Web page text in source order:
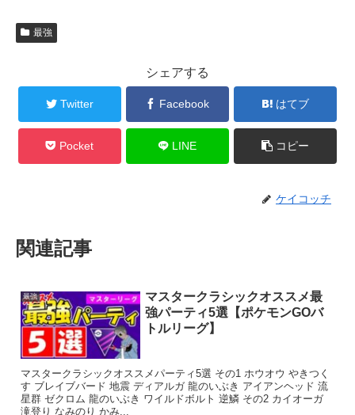
最強
シェアする
Twitter Facebook はてブ
Pocket LINE コピー
ケイコッチ
関連記事
最強
マスタークラシックオススメ最
強パーティ5選【ポケモンGOバ
トルリーグ】
マスタークラシックオススメパーティ5選 その1 ホウオウ やきつく
す ブレイブバード 地震 ディアルガ 龍のいぶき アイアンヘッド 流
星群 ゼクロム 龍のいぶき ワイルドボルト 逆鱗 その2 カイオーガ
滝登り なみのり かみ...